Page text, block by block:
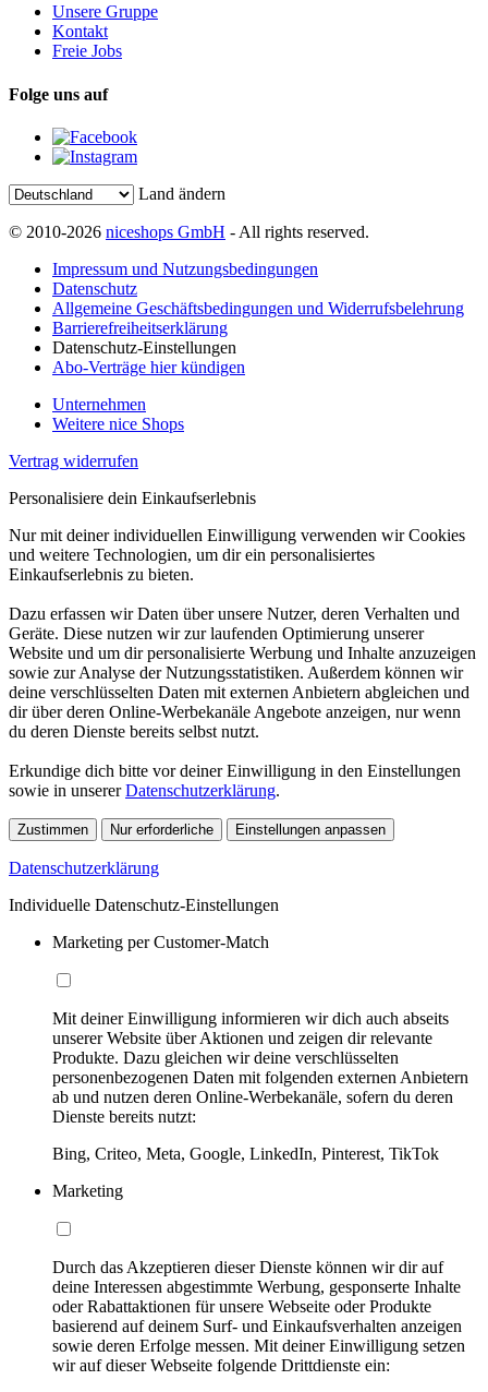
Unsere Gruppe
Kontakt
Freie Jobs
Folge uns auf
Land ändern
© 2010-2026 niceshops GmbH - All rights reserved.
Impressum und Nutzungsbedingungen
Datenschutz
Allgemeine Geschäftsbedingungen und Widerrufsbelehrung
Barrierefreiheitserklärung
Datenschutz-Einstellungen
Abo-Verträge hier kündigen
Unternehmen
Weitere nice Shops
Vertrag widerrufen
Personalisiere dein Einkaufserlebnis
Nur mit deiner individuellen Einwilligung verwenden wir Cookies
und weitere Technologien, um dir ein personalisiertes
Einkaufserlebnis zu bieten.
Dazu erfassen wir Daten über unsere Nutzer, deren Verhalten und
Geräte. Diese nutzen wir zur laufenden Optimierung unserer
Website und um dir personalisierte Werbung und Inhalte anzuzeigen
sowie zur Analyse der Nutzungsstatistiken. Außerdem können wir
deine verschlüsselten Daten mit externen Anbietern abgleichen und
dir über deren Online-Werbekanäle Angebote anzeigen, nur wenn
du deren Dienste bereits selbst nutzt.
Erkundige dich bitte vor deiner Einwilligung in den Einstellungen
sowie in unsererDatenschutzerklärung.
Zustimmen Nur erforderliche Einstellungen anpassen
Datenschutzerklärung
Individuelle Datenschutz-Einstellungen
Marketing per Customer-Match
Mit deiner Einwilligung informieren wir dich auch abseits
unserer Website über Aktionen und zeigen dir relevante
Produkte. Dazu gleichen wir deine verschlüsselten
personenbezogenen Daten mit folgenden externen Anbietern
ab und nutzen deren Online-Werbekanäle, sofern du deren
Dienste bereits nutzt:
Bing, Criteo, Meta, Google, LinkedIn, Pinterest, TikTok
Marketing
Durch das Akzeptieren dieser Dienste können wir dir auf
deine Interessen abgestimmte Werbung, gesponserte Inhalte
oder Rabattaktionen für unsere Webseite oder Produkte
basierend auf deinem Surf- und Einkaufsverhalten anzeigen
sowie deren Erfolge messen. Mit deiner Einwilligung setzen
wir auf dieser Webseite folgende Drittdienste ein: